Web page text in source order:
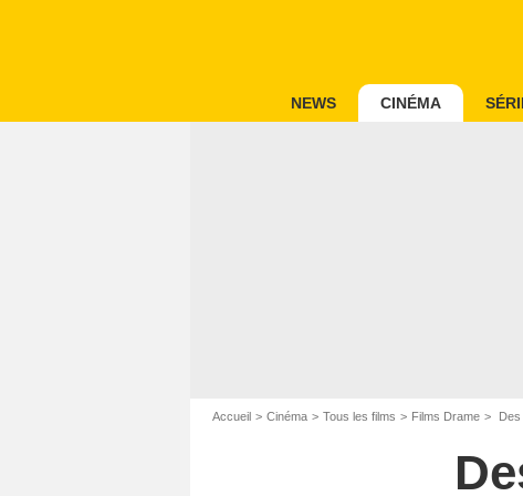
NEWS CINÉMA
Accueil Cinéma Tous les films Films Drame